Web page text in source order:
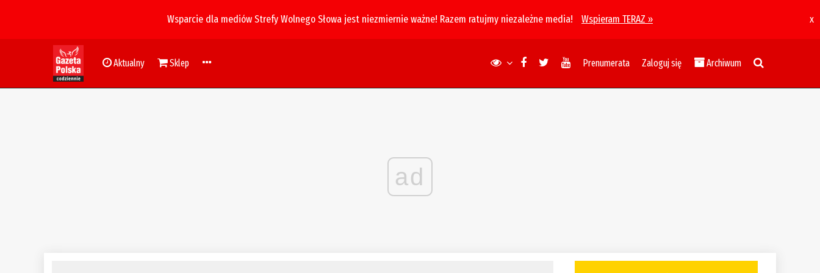
Wsparcie dla mediów Strefy Wolnego Słowa jest niezmiernie ważne! Razem ratujmy niezależne media! Wspieram TERAZ » x
Aktualny Sklep Prenumerata Zaloguj się Archiwum
ad